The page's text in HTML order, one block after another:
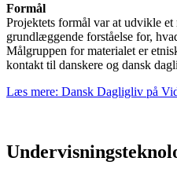
Formål
Projektets formål var at udvikle
grundlæggende forståelse for,
Målgruppen for materialet er
kontakt til danskere og dansk
Læs mere: Dansk Dagligliv på